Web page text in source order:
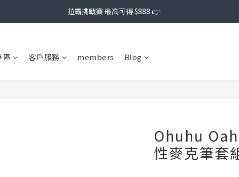
拉霸挑戰賽 最高可得 $888 👉
區 客戶服務 members Blog
Ohuhu
性麥克筆套